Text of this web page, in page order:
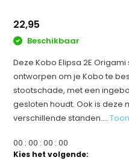
22,95
Beschikbaar
Deze Kobo Elipsa 2E
ontworpen om je Kobo te
stootschade, met een
gesloten houdt. Ook is deze
verschillende standen....
00 :00 :00 :00
Kies het volgende: